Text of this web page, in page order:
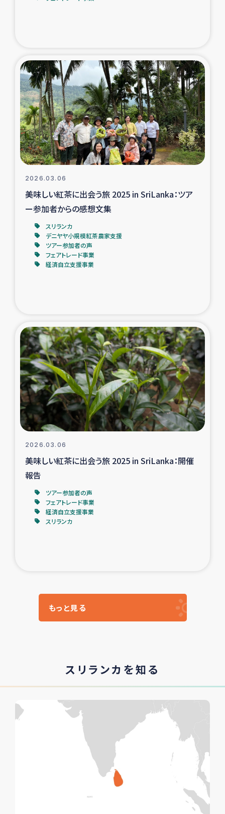
2026.03.06
美味しい紅茶に出会う旅 2025 in SriLanka：ツア
ー参加者からの感想文集
スリランカ
デニヤヤ小規模紅茶農家支援
ツアー参加者の声
フェアトレード事業
経済自立支援事業
2026.03.06
美味しい紅茶に出会う旅 2025 in SriLanka：開催
報告
ツアー参加者の声
フェアトレード事業
経済自立支援事業
スリランカ
もっと見る
スリランカを知る